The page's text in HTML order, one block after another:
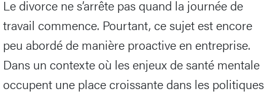
Le divorce ne s’arrête pas quand la journée de
travail commence. Pourtant, ce sujet est encore
peu abordé de manière proactive en entreprise.
Dans un contexte où les enjeux de santé mentale
occupent une place croissante dans les politiques